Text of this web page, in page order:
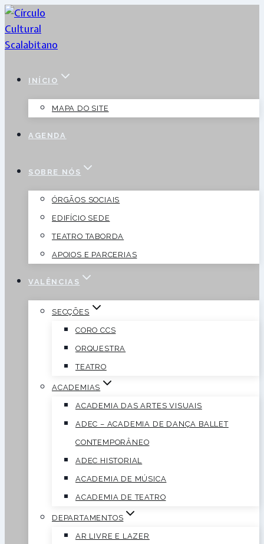
Skip
to
content
INÍCIO
MAPA DO SITE
AGENDA
SOBRE NÓS
ÓRGÃOS SOCIAIS
EDIFÍCIO SEDE
TEATRO TABORDA
APOIOS E PARCERIAS
VALÊNCIAS
SECÇÕES
CORO CCS
ORQUESTRA
TEATRO
ACADEMIAS
ACADEMIA DAS ARTES VISUAIS
ADEC – ACADEMIA DE DANÇA BALLET
CONTEMPORÂNEO
ADEC HISTORIAL
ACADEMIA DE MÚSICA
ACADEMIA DE TEATRO
DEPARTAMENTOS
AR LIVRE E LAZER